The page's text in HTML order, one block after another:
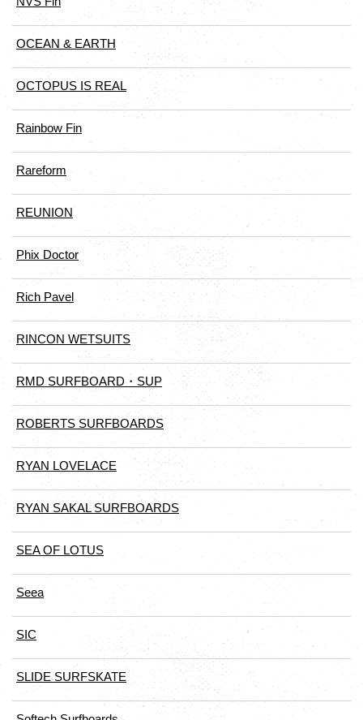
OCEAN & EARTH
OCTOPUS IS REAL
Rainbow Fin
Rareform
REUNION
Phix Doctor
Rich Pavel
RINCON WETSUITS
RMD SURFBOARD・SUP
ROBERTS SURFBOARDS
RYAN LOVELACE
RYAN SAKAL SURFBOARDS
SEA OF LOTUS
Seea
SIC
SLIDE SURFSKATE